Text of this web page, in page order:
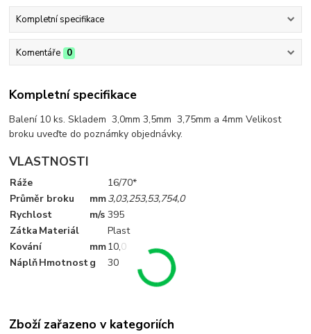
Kompletní specifikace
Komentáře 0
Kompletní specifikace
Balení 10 ks. Skladem 3,0mm 3,5mm 3,75mm a 4mm Velikost
broku uveďte do poznámky objednávky.
VLASTNOSTI
Ráže
16/70*
Průměr broku
mm3,03,253,53,754,0
Rychlost
m/s 395
Zátka Materiál
Plast
Kování
mm10,0
NáplňHmotnostg 30
Zboží zařazeno v kategoriích